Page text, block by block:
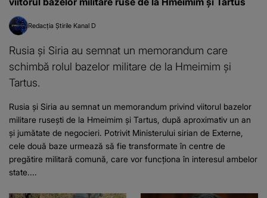
Redacția Știrile Kanal D
Rusia și Siria au semnat un memorandum care
schimbă rolul bazelor militare de la Hmeimim și
Tartus.
Rusia și Siria au semnat un memorandum privind viitorul bazelor
militare rusești de la Hmeimim și Tartus, după aproximativ un an
și jumătate de negocieri. Potrivit Ministerului sirian de Externe,
cele două baze urmează să fie transformate în centre de
pregătire militară comună, care vor funcționa în interesul ambelor
state....